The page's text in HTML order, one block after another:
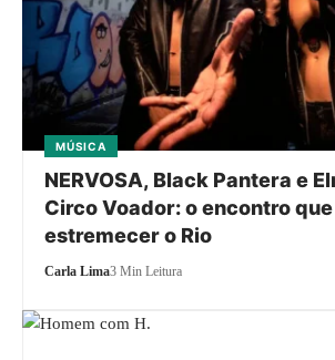
MÚSICA
NERVOSA, Black Pantera e
Circo Voador: o encontro
estremecer o Rio
Carla Lima3 Min Leitura